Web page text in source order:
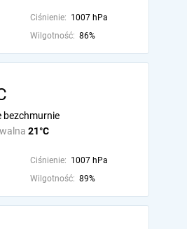
Ciśnienie: 1007 hPa
Wilgotność: 86%
21°C
bezchmurnie
Ciśnienie: 1007 hPa
Wilgotność: 89%